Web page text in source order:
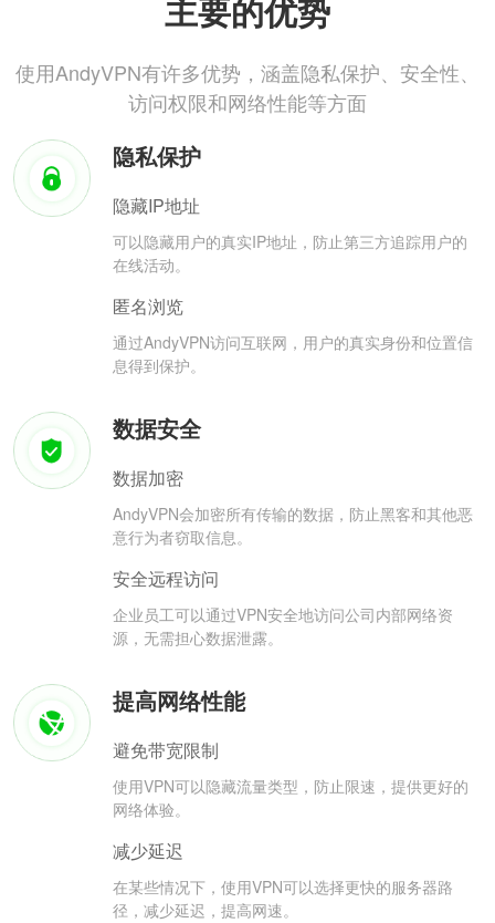
主要的优势
使用AndyVPN有许多优势，涵盖隐私保护、安全性、
访问权限和网络性能等方面
隐私保护
隐藏IP地址
可以隐藏用户的真实IP地址，防止第三方追踪用户的
在线活动。
匿名浏览
通过AndyVPN访问互联网，用户的真实身份和位置信
息得到保护。
数据安全
数据加密
AndyVPN会加密所有传输的数据，防止黑客和其他恶
意行为者窃取信息。
安全远程访问
企业员工可以通过VPN安全地访问公司内部网络资
源，无需担心数据泄露。
提高网络性能
避免带宽限制
使用VPN可以隐藏流量类型，防止限速，提供更好的
网络体验。
减少延迟
在某些情况下，使用VPN可以选择更快的服务器路
径，减少延迟，提高网速。